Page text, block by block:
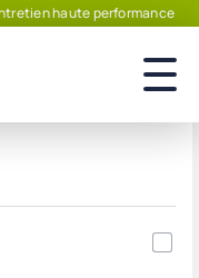
haute performance